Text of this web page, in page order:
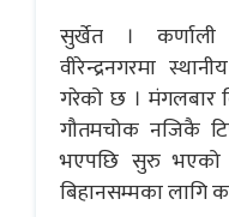
सुर्खेत । कर्णाली
वीरेन्द्रनगरमा
गरेको छ । मंगलबार
गौतमचोक नजिकै
भएपछि सुरु भएको
बिहानसम्मका लागि